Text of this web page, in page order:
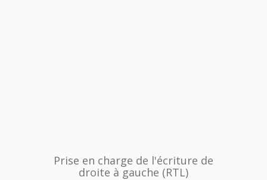
Prise en charge de l'écriture de
droite à gauche (RTL)